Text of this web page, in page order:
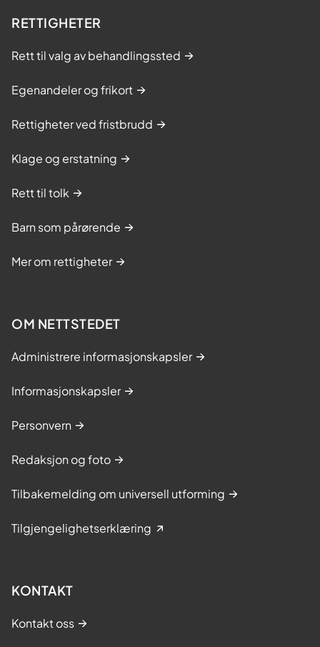
RETTIGHETER
Rett til valg av behandlingssted
Egenandeler og frikort
Rettigheter ved fristbrudd
Klage og erstatning
Rett til tolk
Barn som pårørende
Mer om rettigheter
OM NETTSTEDET
Administrere informasjonskapsler
Informasjonskapsler
Personvern
Redaksjon og foto
Tilbakemelding om universell utforming
Tilgjengelighetserklæring
KONTAKT
Kontakt oss